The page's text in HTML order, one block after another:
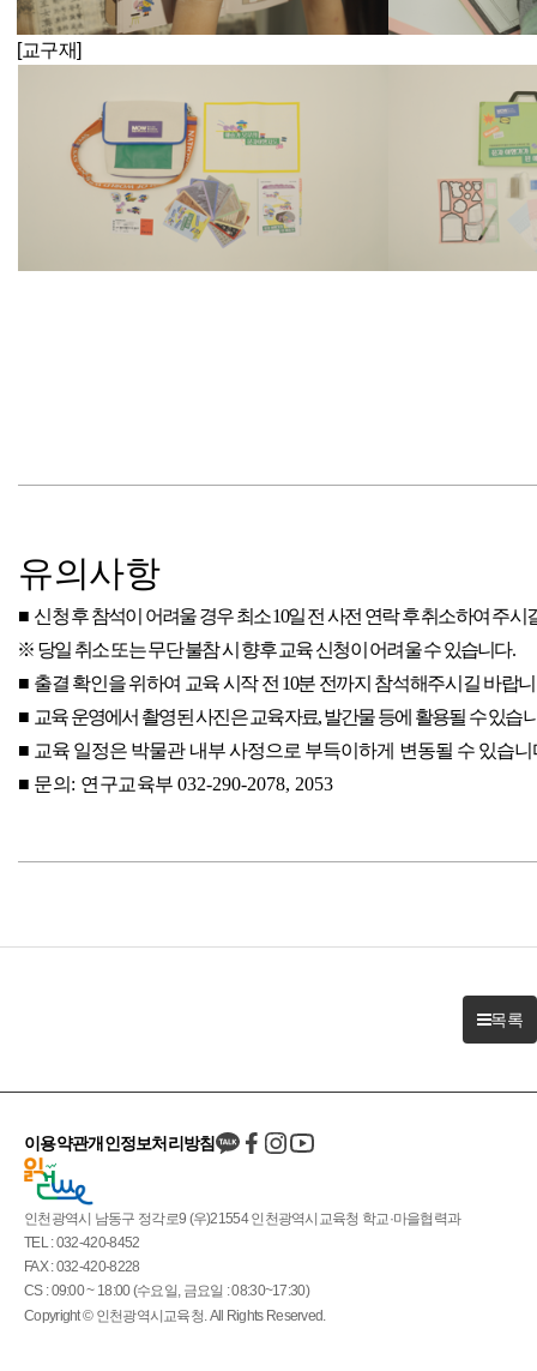
[교구재]
유의사항
■ 신청 후 참석이 어려울 경우 최소10일 전 사전 연락 후 취소하여 주시
※ 당일 취소 또는 무단 불참 시 향후 교육 신청이 어려울 수 있습니다.
■ 출결 확인을 위하여 교육 시작 전 10분 전까지 참석해주시길 바랍
■ 교육 운영에서 촬영된 사진은 교육자료,발간물 등에 활용될 수 있습
■ 교육 일정은 박물관 내부 사정으로 부득이하게 변동될 수 있습니
■ 문의 : 연구교육부032-290-2078, 2053
목록
인천광역시 남동구 정각로9 (우)21554 인천광역시교육청 학교·마을협력과
TEL : 032-420-8452
FAX : 032-420-8228
CS : 09:00 ~ 18:00 (수요일, 금요일 : 08:30~17:30)
Copyright © 인천광역시교육청. All Rights Reserved.
이용약관개인정보처리방침